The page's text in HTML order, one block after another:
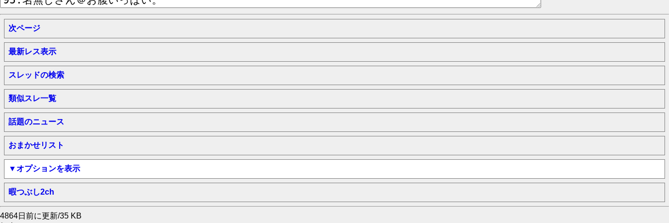
次ページ
最新レス表示
スレッドの検索
類似スレ一覧
話題のニュース
おまかせリスト
▼オプションを表示
暇つぶし2ch
4864日前に更新/35 KB